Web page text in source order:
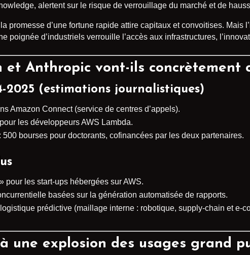
alertent sur le risque de verrouillage du marché et de
promesse d’une fortune rapide attire capitaux et convoitises. Mais
poignée d’industriels verrouille l’accès aux infrastructures,
et Anthropic vont-ils concrètement
2025 (estimations journalistiques)
Amazon Connect (service de centres d’appels).
les développeurs AWS Lambda.
bourses pour doctorants, cofinancées par les deux partenaires.
pour les start-ups hébergées sur AWS.
basées sur la génération automatisée de rapports.
prédictive (maillage interne : robotique, supply-chain et e-
une explosion des usages grand